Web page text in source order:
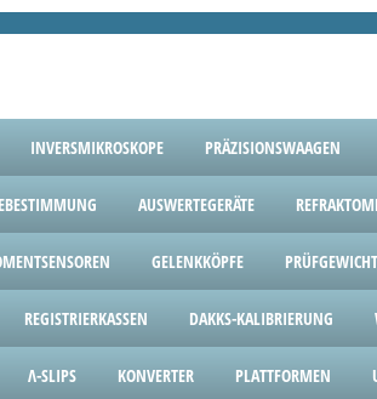
INVERSMIKROSKOPE PRÄZISIONSWAAGEN
AUSWERTEGERÄTE
GELENKKÖPFE
REGISTRIERKASSEN DAKKS-KALIBRIERUNG
Λ-SLIPS KONVERTER PLATTFORMEN